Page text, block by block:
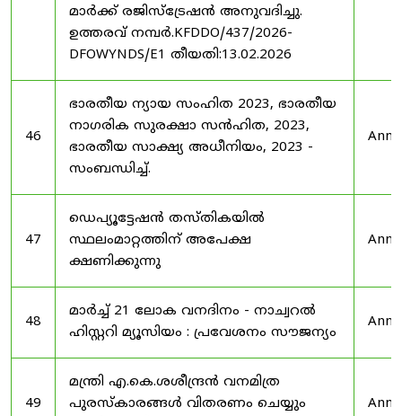
മാർക്ക് രജിസ്ട്രേഷൻ അനുവദിച്ചു.
ഉത്തരവ് നമ്പർ.KFDDO/437/2026-
DFOWYNDS/E1 തീയതി:13.02.2026
46
ഭാരതീയ ന്യായ സംഹിത 2023, ഭാരതീയ
നാഗരിക സുരക്ഷാ സൻഹിത, 2023,
ഭാരതീയ സാക്ഷ്യ അധീനിയം, 2023 -
സംബന്ധിച്ച്.
47
ഡെപ്യൂട്ടേഷൻ തസ്തികയിൽ
സ്ഥലംമാറ്റത്തിന് അപേക്ഷ
ക്ഷണിക്കുന്നു
48
മാർച്ച് 21 ലോക വനദിനം - നാച്വറൽ
ഹിസ്റ്ററി മ്യൂസിയം : പ്രവേശനം സൗജന്യം
49
മന്ത്രി എ.കെ.ശശീന്ദ്രൻ വനമിത്ര
പുരസ്‌കാരങ്ങൾ വിതരണം ചെയ്യും